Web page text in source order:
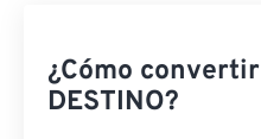
¿Cómo convertir
DESTINO?